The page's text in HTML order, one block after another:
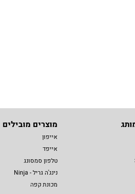
מוצרים מובילים
אייפון
אייפד
טלפון סמסונג
נינג'ה גריל - Ninja
מכונת קפה